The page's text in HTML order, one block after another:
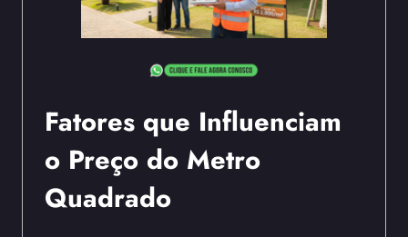
Fatores que Influenciam
o Preço do Metro
Quadrado